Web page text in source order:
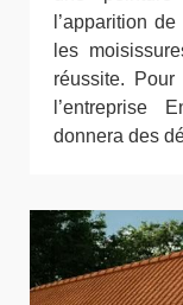
l’apparition
les
réussite.
l’entreprise
donnera des